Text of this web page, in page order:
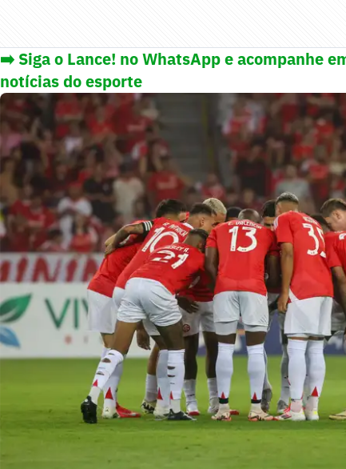
➡️ Siga o Lance! no WhatsApp e acompanhe
notícias do esporte